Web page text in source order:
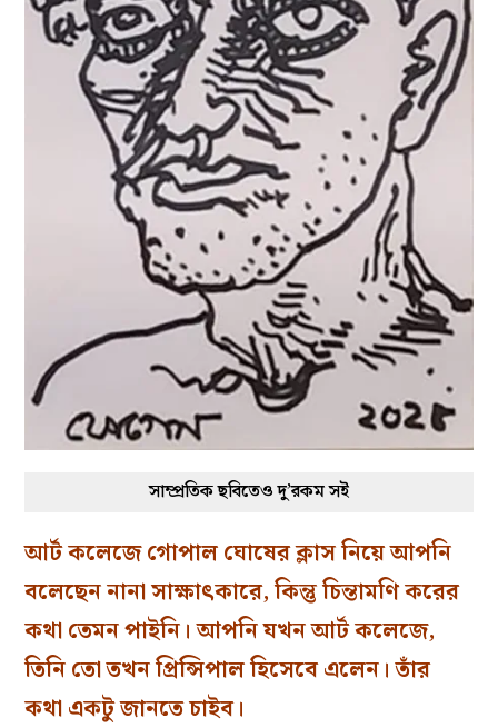
সাম্প্রতিক ছবিতেও দু’রকম সই
আর্ট কলেজে গোপাল ঘোষের ক্লাস নিয়ে আপনি
বলেছেন নানা সাক্ষাৎকারে, কিন্তু চিন্তামণি করের
কথা তেমন পাইনি। আপনি যখন আর্ট কলেজে,
তিনি তো তখন প্রিন্সিপাল হিসেবে এলেন। তাঁর
কথা একটু জানতে চাইব।